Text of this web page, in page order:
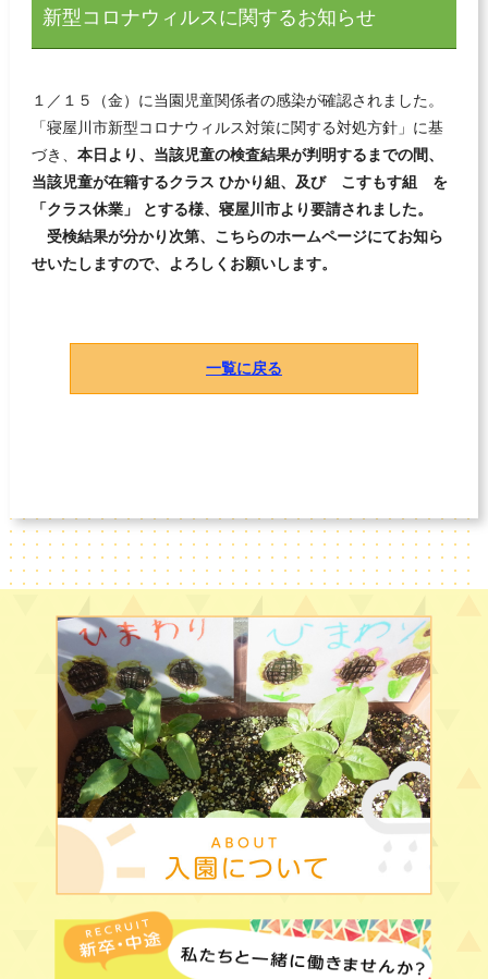
新型コロナウィルスに関するお知らせ
１／１５（金）に当園児童関係者の感染が確認されました。
「寝屋川市新型コロナウィルス対策に関する対処方針」に基
づき、 本日より、当該児童の検査結果が判明するまでの間、
当該児童が在籍するクラス ひかり組、及び こすもす組 を
「クラス休業」
とする様、寝屋川市より要請されました。
受検結果が分かり次第、こちらのホームページにてお知ら
せいたしますので、よろしくお願いします。
一覧に戻る